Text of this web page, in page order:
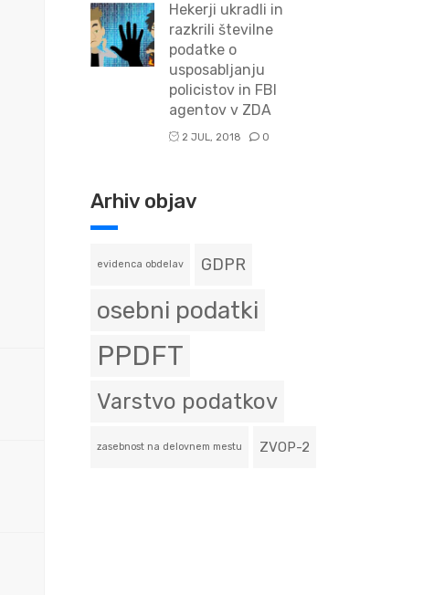
Hekerji ukradli in
razkrili številne
podatke o
usposabljanju
policistov in FBI
agentov v ZDA
2 JUL, 2018 0
Arhiv objav
evidenca obdelav GDPR
osebni podatki
PPDFT
Varstvo podatkov
zasebnost na delovnem mestu ZVOP-2